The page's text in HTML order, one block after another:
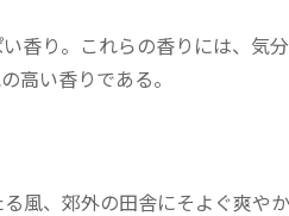
香り。これらの香りには、気
高い香りである。
風、郊外の田舎にそよぐ爽や